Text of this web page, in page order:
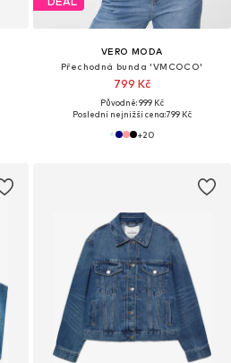
VERO MODA
Přechodná bunda 'VMCOCO'
799 Kč
Původně: 999 Kč
Poslední nejnižší cena:799 Kč
+20